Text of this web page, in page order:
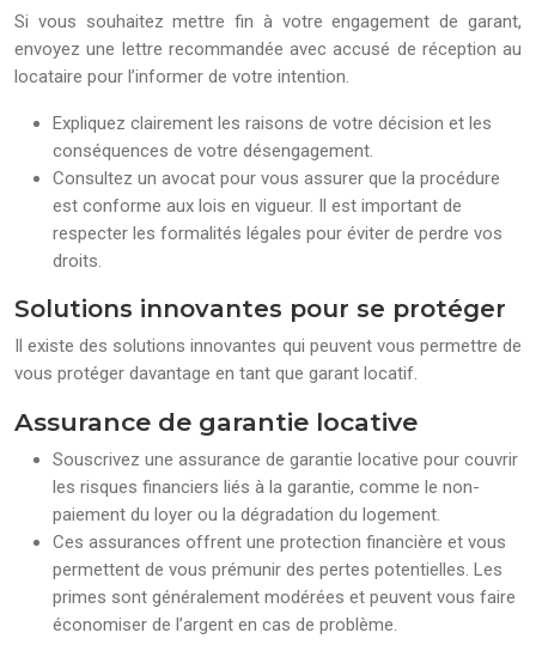
Si vous souhaitez mettre fin à votre engagement de garant,
envoyez une lettre recommandée avec accusé de réception au
locataire pour l’informer de votre intention.
Expliquez clairement les raisons de votre décision et les
conséquences de votre désengagement.
Consultez un avocat pour vous assurer que la procédure
est conforme aux lois en vigueur. Il est important de
respecter les formalités légales pour éviter de perdre vos
droits.
Solutions innovantes pour se protéger
Il existe des solutions innovantes qui peuvent vous permettre de
vous protéger davantage en tant que garant locatif.
Assurance de garantie locative
Souscrivez une assurance de garantie locative pour couvrir
les risques financiers liés à la garantie, comme le non-
paiement du loyer ou la dégradation du logement.
Ces assurances offrent une protection financière et vous
permettent de vous prémunir des pertes potentielles. Les
primes sont généralement modérées et peuvent vous faire
économiser de l’argent en cas de problème.